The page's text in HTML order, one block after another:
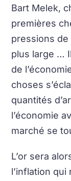
Bart Melek,
premières
pressions
plus large …
de
choses
quantités
l’économie
marché se
L’or sera
l’inflation